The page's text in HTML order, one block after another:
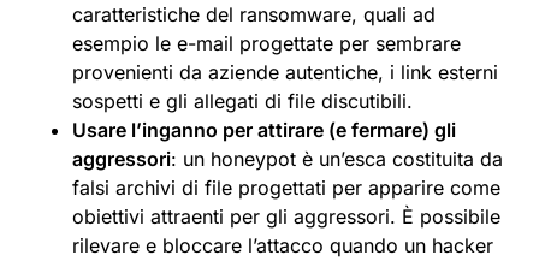
caratteristiche del ransomware, quali ad
esempio le e-mail progettate per sembrare
provenienti da aziende autentiche, i link esterni
sospetti e gli allegati di file discutibili.
Usare l’inganno per attirare (e fermare) gli
aggressori: un honeypot è un’esca costituita da
falsi archivi di file progettati per apparire come
obiettivi attraenti per gli aggressori. È possibile
rilevare e bloccare l’attacco quando un hacker